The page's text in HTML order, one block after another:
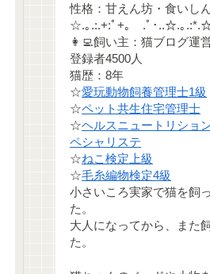
性格：甘えん坊・食いし
☆.｡.:.+:ﾟ+｡ .ﾟ･..☆.｡
👩‍💻飼い主：猫ブログ運
登録者4500人
猫歴：8年
☆愛玩動物飼養管理士1級
☆ペット共生住宅管理士
☆ヘルスニュートリショ
ペシャリステ
☆ねこ検定上級
☆毛糸編物検定4級
小さいころ実家で猫を飼
た。
大人になってから、また
た。